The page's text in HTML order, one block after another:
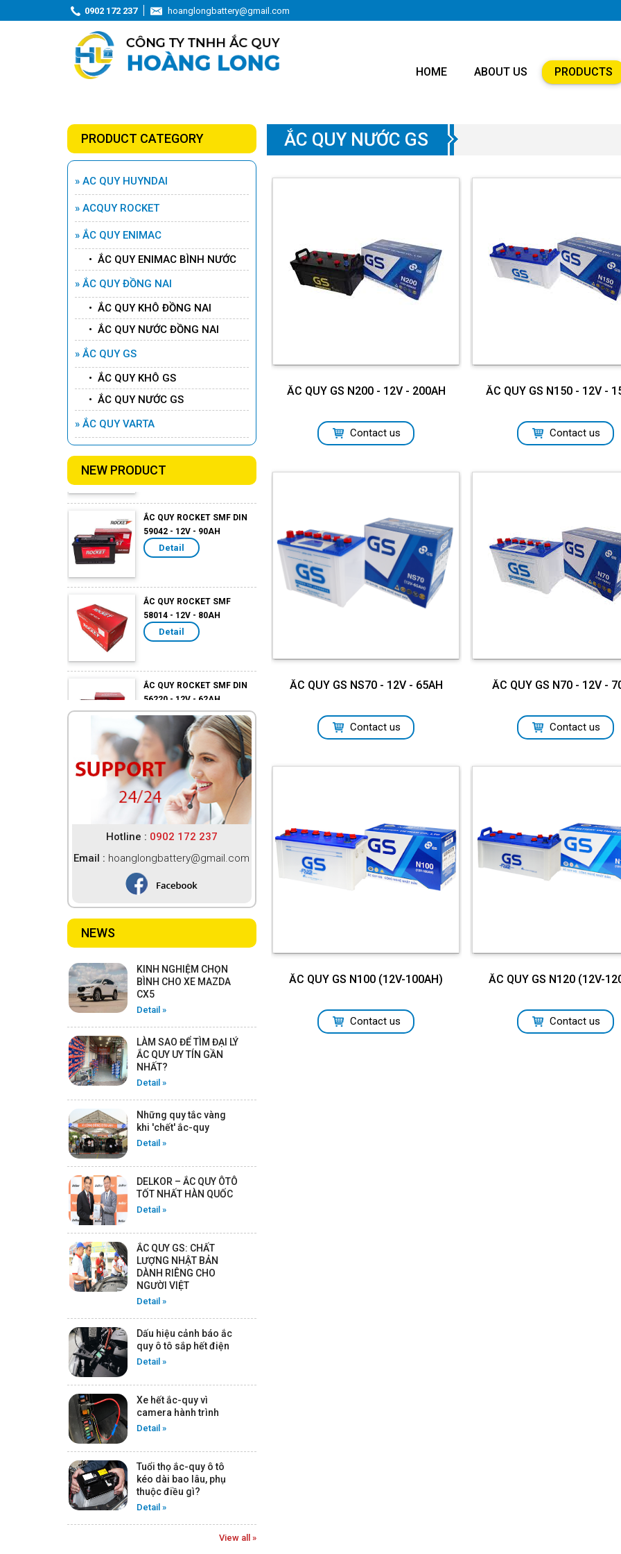
0902 172 237 hoanglongbattery@gmail.com
HOME ABOUT US PRODUCTS
PRODUCT CATEGORY
» AC QUY HUYNDAI
» ACQUY ROCKET
» ẮC QUY ENIMAC
• ẮC QUY ENIMAC BÌNH NƯỚC
» ẮC QUY ĐỒNG NAI
• ẮC QUY KHÔ ĐỒNG NAI
• ẮC QUY NƯỚC ĐỒNG NAI
» ẮC QUY GS
• ẮC QUY KHÔ GS
• ẮC QUY NƯỚC GS
» ẮC QUY VARTA
NEW PRODUCT
-12V - 95AH
ẮC QUY ROCKET AGM L3 -
12V -70AH
ẮC QUY ROCKET AGM L2 -
12V -60AH
Detail
59042 - 12V - 90AH
Detail
58014 - 12V - 80AH
Detail
56220 - 12V - 62AH
Detail
ẮC QUY ROCKET SMF
N120-12V-120AH
Detail
ẮC QUY ROCKET SMF
Detail
ẮC QUY GS CMF 115D33C -
Detail
ẮC QUY GS CMF 115D33V -
12V -100AH
Detail
ẮC QUY ROCKET AGM L5
-12V - 95AH
Detail
ẮC QUY ROCKET AGM L3 -
12V -70AH
Detail
ẮC QUY ROCKET AGM L2 -
12V -60AH
Detail
ẮC QUY ROCKET SMF DIN
59042 - 12V - 90AH
Detail
58014 - 12V - 80AH
Detail
ẮC QUY ROCKET SMF DIN
Hotline : 0902 172 237
Email : hoanglongbattery@gmail.com
NEWS
KINH NGHIỆM CHỌN
BÌNH CHO XE MAZDA
CX5
Detail »
LÀM SAO ĐỂ TÌM ĐẠI LÝ
ẮC QUY UY TÍN GẦN
NHẤT?
Detail »
Những quy tắc vàng
khi 'chết' ắc-quy
Detail »
DELKOR – ẮC QUY ÔTÔ
TỐT NHẤT HÀN QUỐC
Detail »
ẮC QUY GS: CHẤT
LƯỢNG NHẬT BẢN
DÀNH RIÊNG CHO
NGƯỜI VIỆT
Detail »
Dấu hiệu cảnh báo ắc
quy ô tô sắp hết điện
Detail »
Xe hết ắc-quy vì
camera hành trình
Detail »
Tuổi thọ ắc-quy ô tô
kéo dài bao lâu, phụ
thuộc điều gì?
Detail »
View all »
ẮC QUY NƯỚC GS
ẮC QUY GS N200 - 12V - 200AH
Contact us
ẮC QUY GS N150 - 12V -
Contact us
ẮC QUY GS NS70 - 12V - 65AH
Contact us
ẮC QUY GS N70 - 12V -
Contact us
ẮC QUY GS N100 (12V-100AH)
Contact us
ẮC QUY GS N120 (12V-
Contact us